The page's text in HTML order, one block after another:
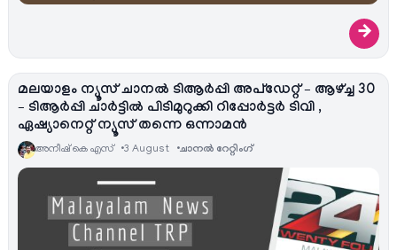
→
മലയാളം ന്യൂസ് ചാനല്‍ ടിആര്‍പ്പി അപ്ഡേറ്റ് – ആഴ്ച്ച 30
– ടിആര്‍പ്പി ചാര്‍ട്ടില്‍ പിടിമുറുക്കി റിപ്പോര്‍ട്ടര്‍ ടിവി ,
ഏഷ്യാനെറ്റ്‌ ന്യൂസ് തന്നെ ഒന്നാമന്‍
അനീഷ്‌ കെ എസ് 3 August ചാനല്‍ റേറ്റിംഗ്